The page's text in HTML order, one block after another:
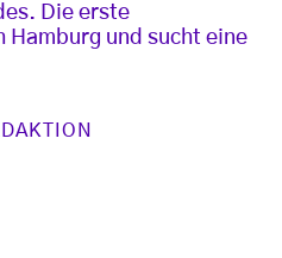
Die erste
Hamburg und sucht eine